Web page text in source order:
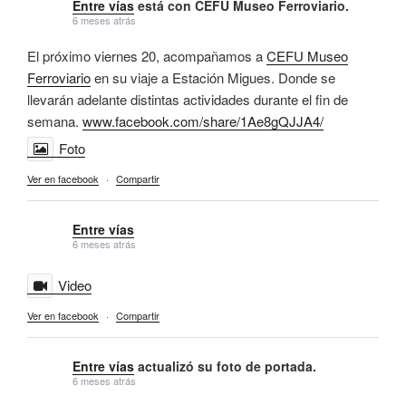
Entre vías está con CEFU Museo Ferroviario.
6 meses atrás
El próximo viernes 20, acompañamos aCEFU Museo
Ferroviarioen su viaje a Estación Migues. Donde se
llevarán adelante distintas actividades durante el fin de
semana. www.facebook.com/share/1Ae8gQJJA4/
Foto
Ver en facebook · Compartir
Entre vías
6 meses atrás
Video
Ver en facebook · Compartir
Entre vías actualizó su foto de portada.
6 meses atrás